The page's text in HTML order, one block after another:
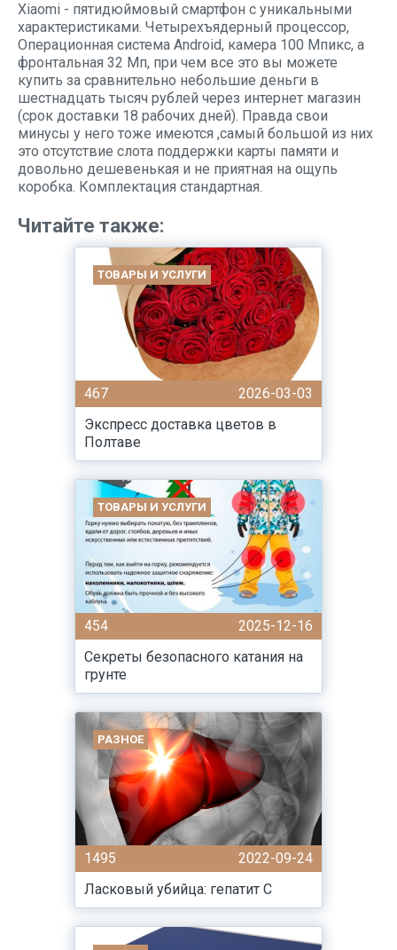
Xiaomi - пятидюймовый смартфон с уникальными
характеристиками. Четырехъядерный процессор,
Операционная система Android, камера 100 Mпикс, а
фронтальная 32 Мп, при чем все это вы можете
купить за сравнительно небольшие деньги в
шестнадцать тысяч рублей через интернет магазин
(срок доставки 18 рабочих дней). Правда свои
минусы у него тоже имеются ,самый большой из них
это отсутствие слота поддержки карты памяти и
довольно дешевенькая и не приятная на ощупь
коробка. Комплектация стандартная.
Читайте также:
ТОВАРЫ И УСЛУГИ
467
2026-03-03
Экспресс доставка цветов в
Полтаве
ТОВАРЫ И УСЛУГИ
454
2025-12-16
Секреты безопасного катания на
грунте
РАЗНОЕ
1495
2022-09-24
Ласковый убийца: гепатит С